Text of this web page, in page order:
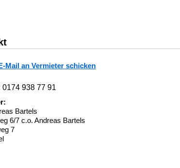
Mail an Vermieter schicken
0174 938 77 91
Bartels
6/7 c.o. Andreas Bartels
7